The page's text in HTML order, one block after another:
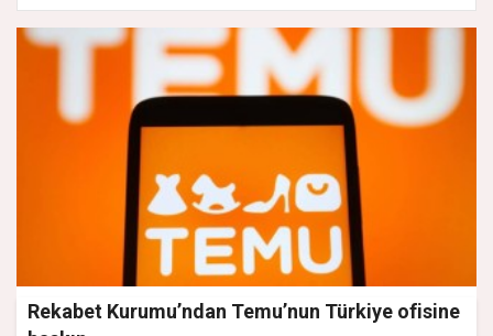
Rekabet Kurumu’ndan Temu’nun Türkiye ofisine